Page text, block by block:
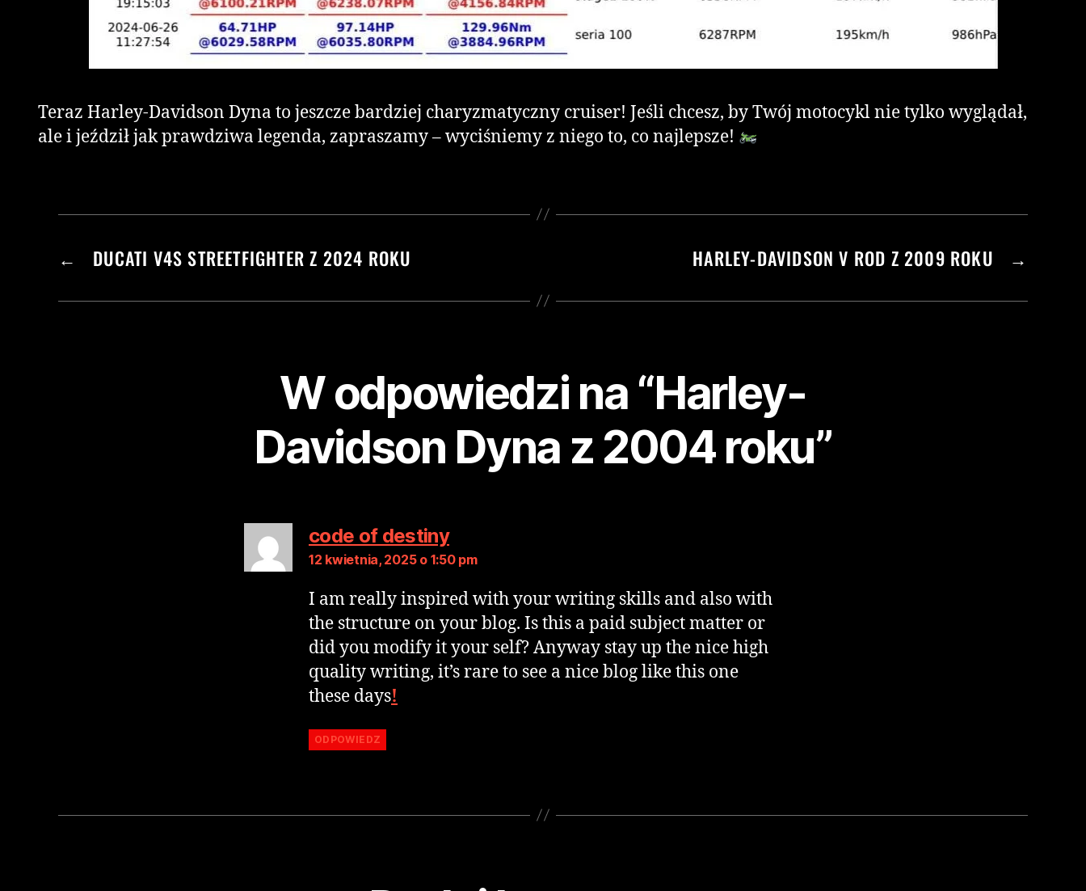
Teraz Harley-Davidson Dyna to jeszcze bardziej charyzmatyczny cruiser! Jeśli chcesz, by Twój motocykl nie tylko wyglądał,
ale i jeździł jak prawdziwa legenda, zapraszamy – wyciśniemy z niego to, co najlepsze!
← DUCATI V4S STREETFIGHTER Z 2024 ROKU →
HARLEY-DAVIDSON V ROD Z 2009 ROKU
W odpowiedzi na “Harley-
Davidson Dyna z 2004 roku”
code of destiny
12 kwietnia, 2025 o 1:50 pm
I am really inspired with your writing skills and also with
the structure on your blog. Is this a paid subject matter or
did you modify it your self? Anyway stay up the nice high
quality writing, it’s rare to see a nice blog like this one
these days!
ODPOWIEDZ